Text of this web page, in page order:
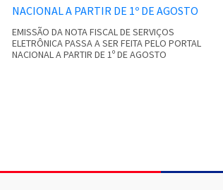
EMISSÃO DA NOTA FISCAL DE SERVIÇOS
ELETRÔNICA PASSA A SER FEITA PELO PORTAL
NACIONAL A PARTIR DE 1º DE AGOSTO